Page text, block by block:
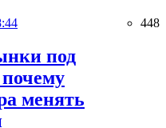
448
под
менять